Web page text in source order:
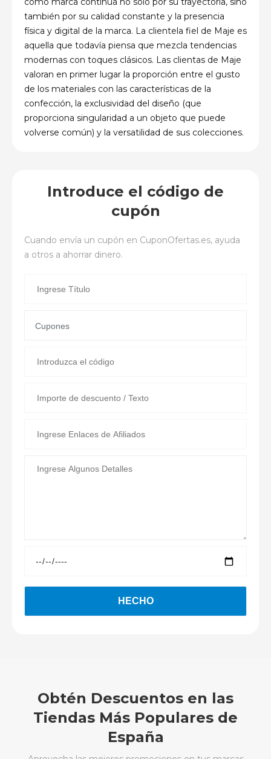
también por su calidad constante y la presencia
física y digital de la marca. La clientela fiel de Maje es
aquella que todavía piensa que mezcla tendencias
modernas con toques clásicos. Las clientas de Maje
valoran en primer lugar la proporción entre el gusto
de los materiales con las características de la
confección, la exclusividad del diseño (que
proporciona singularidad a un objeto que puede
volverse común) y la versatilidad de sus colecciones.
Introduce el código de
cupón
Cuando envía un cupón en CuponOfertas.es, ayuda
a otros a ahorrar dinero.
Obtén Descuentos en las
Tiendas Más Populares de
España